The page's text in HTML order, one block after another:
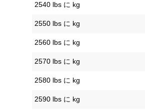
2540 lbs に kg
2550 lbs に kg
2560 lbs に kg
2570 lbs に kg
2580 lbs に kg
2590 lbs に kg